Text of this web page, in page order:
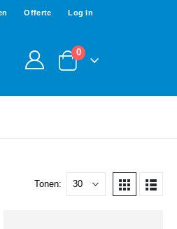
Offerte Log In
0
Tonen: